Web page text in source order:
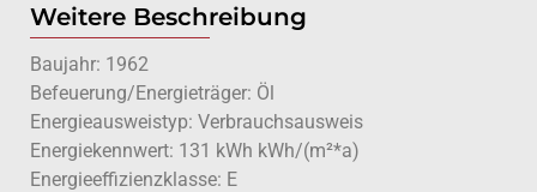
Weitere Beschreibung
Baujahr: 1962
Befeuerung/Energieträger: Öl
Energieausweistyp: Verbrauchsausweis
Energiekennwert: 131 kWh kWh/(m²*a)
Energieeffizienzklasse: E